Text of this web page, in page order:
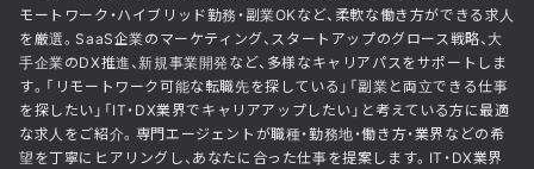
モートワーク・ハイブリッド勤務・副業OKなど、柔軟な働き方ができる求人
を厳選。SaaS企業のマーケティング、スタートアップのグロース戦略、大
手企業のDX推進、新規事業開発など、多様なキャリアパスをサポートしま
す。「リモートワーク可能な転職先を探している」「副業と両立できる仕事
を探したい」「IT・DX業界でキャリアアップしたい」と考えている方に最適
な求人をご紹介。専門エージェントが職種・勤務地・働き方・業界などの希
望を丁寧にヒアリングし、あなたに合った仕事を提案します。IT・DX業界